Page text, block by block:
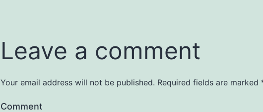
Leave a comment
Your email address will not be published. Required fields are marked
Comment